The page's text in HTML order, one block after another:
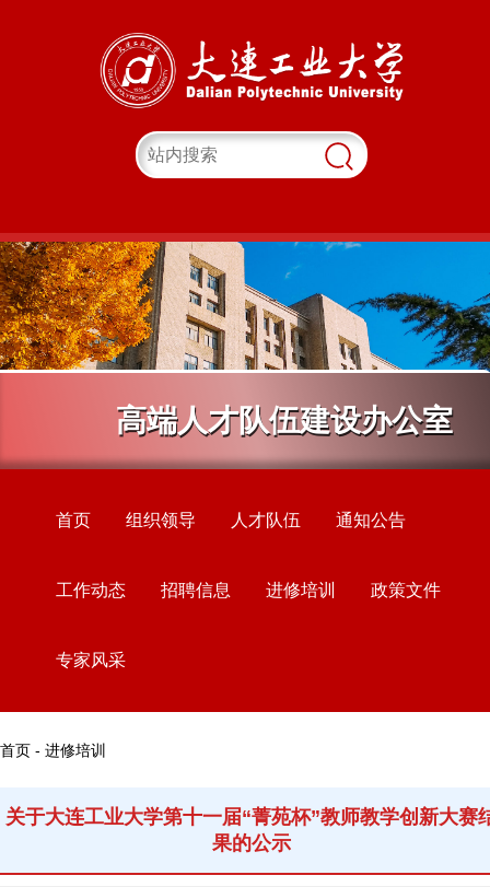
高端人才队伍建设办公室
首页 组织领导 人才队伍 通知公告
工作动态 招聘信息 进修培训 政策文件
专家风采
首页 - 进修培训
关于大连工业大学第十一届“菁苑杯”教师教学创新大赛
果的公示